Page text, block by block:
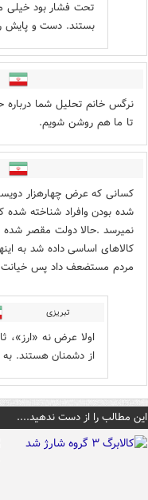
تحت فشار بود خيلى
بستند. دست و پايش
نرگس خانم تحلیل شما درباره
تا ما هم روشن شویم.
کسانی که عرض چهارهزار
شده بودن وافراد شناخته شده
نمیرسد .حالا دولت مقصر
کالاهای اساسی داده شد به
مردم مستضعف داد پس خیانت
تبریزی
اولا عرض نه «ارز»،
از دشمنان هستند. به
این مطالب را از دست ندهید....